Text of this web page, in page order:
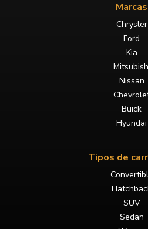
Marcas
Chrysler
Ford
Kia
Nissan
Buick
Hyundai
Tipos de
SUV
Sedan